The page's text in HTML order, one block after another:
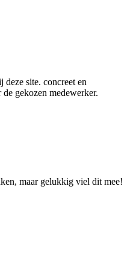
deze site. concreet en
gekozen medewerker.
maar gelukkig viel dit mee!